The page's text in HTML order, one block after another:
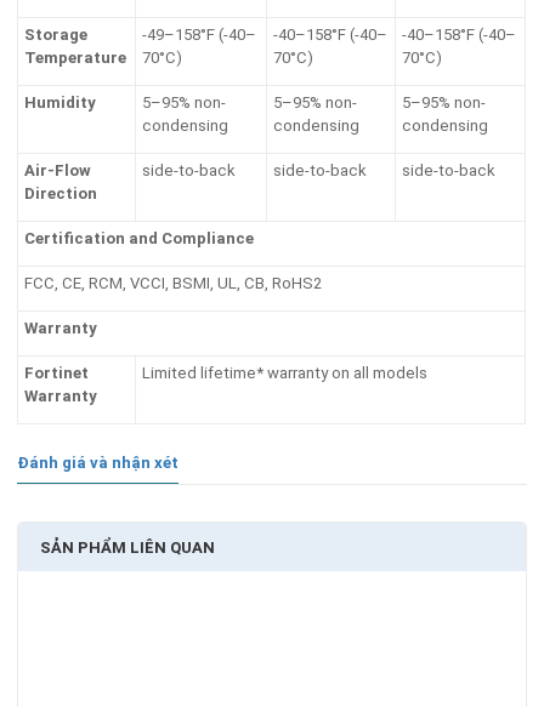
Storage
Temperature
-49–158°F (-40–
70°C)
-40–158°F (-40–
70°C)
-40–158°F (-40–
70°C)
Humidity
5–95% non-
condensing
5–95% non-
condensing
5–95% non-
condensing
Air-Flow
Direction
side-to-back side-to-back side-to-back
Certification and Compliance
FCC, CE, RCM, VCCI, BSMI, UL, CB, RoHS2
Warranty
Fortinet
Warranty
Limited lifetime* warranty on all models
Đánh giá và nhận xét
SẢN PHẨM LIÊN QUAN